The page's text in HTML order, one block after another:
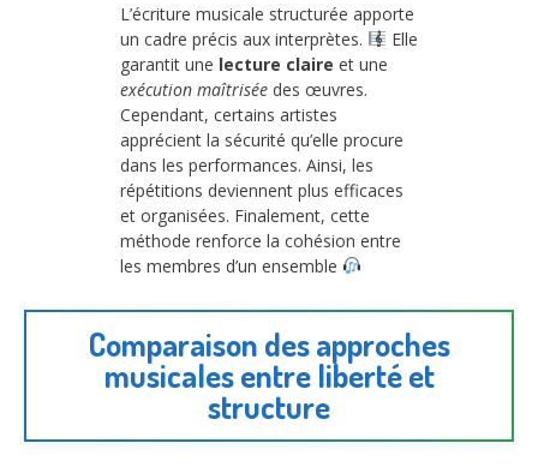
L’écriture musicale structurée apporte
un cadre précis aux interprètes.
Elle
garantit une lecture claire et une
exécution maîtrisée des œuvres.
Cependant, certains artistes
apprécient la sécurité qu’elle procure
dans les performances. Ainsi, les
répétitions deviennent plus efficaces
et organisées. Finalement, cette
méthode renforce la cohésion entre
les membres d’un ensemble
Comparaison des approches
musicales entre liberté et
structure